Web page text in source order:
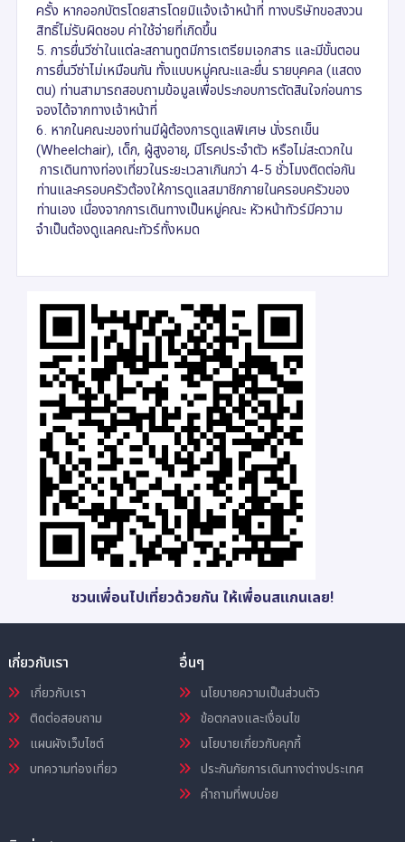
ครั้ง หากออกบัตรโดยสารโดยมิแจ้งเจ้าหน้าที่ ทางบริษัทขอสงวน
สิทธิ์ไม่รับผิดชอบ ค่าใช้จ่ายที่เกิดขึ้น
5. การยื่นวีซ่าในแต่ละสถานทูตมีการเตรียมเอกสาร และมีขั้นตอน
การยื่นวีซ่าไม่เหมือนกัน ทั้งแบบหมู่คณะและยื่น รายบุคคล (แสดง
ตน) ท่านสามารถสอบถามข้อมูลเพื่อประกอบการตัดสินใจก่อนการ
จองได้จากทางเจ้าหน้าที่
6. หากในคณะของท่านมีผู้ต้องการดูแลพิเศษ นั่งรถเข็น
(Wheelchair), เด็ก, ผู้สูงอายุ, มีโรคประจำตัว หรือไม่สะดวกใน
การเดินทางท่องเที่ยวในระยะเวลาเกินกว่า 4-5 ชั่วโมงติดต่อกัน
ท่านและครอบครัวต้องให้การดูแลสมาชิกภายในครอบครัวของ
ท่านเอง เนื่องจากการเดินทางเป็นหมู่คณะ หัวหน้าทัวร์มีความ
จำเป็นต้องดูแลคณะทัวร์ทั้งหมด
ชวนเพื่อนไปเที่ยวด้วยกัน ให้เพื่อนสแกนเลย!
เกี่ยวกับเรา
เกี่ยวกับเรา
ติดต่อสอบถาม
แผนผังเว็บไซต์
บทความท่องเที่ยว
อื่นๆ
นโยบายความเป็นส่วนตัว
ข้อตกลงและเงื่อนไข
นโยบายเกี่ยวกับคุกกี้
ประกันภัยการเดินทางต่างประเทศ
คำถามที่พบบ่อย